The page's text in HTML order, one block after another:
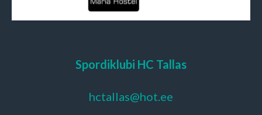
Spordiklubi HC Tallas
hctallas@hot.ee